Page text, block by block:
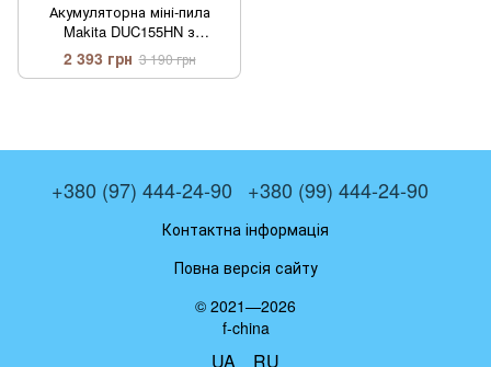
Акумуляторна міні-пила
Makita DUC155HN з
автоматичним мастилом
ланцюга 24V, 4AH, шина 15
2 393 грн 3 190 грн
+380 (97) 444-24-90 +380 (99) 444-24-90
Контактна інформація
Повна версія сайту
© 2021—2026
f-china
UA RU